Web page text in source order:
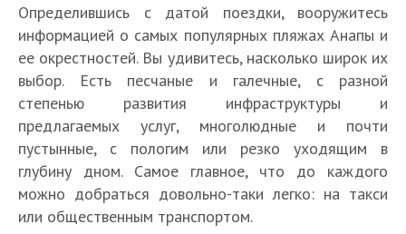
Определившись с датой поездки, вооружитесь
информацией о самых популярных пляжах Анапы и
ее окрестностей. Вы удивитесь, насколько широк их
выбор. Есть песчаные и галечные, с разной
степенью развития инфраструктуры и
предлагаемых услуг, многолюдные и почти
пустынные, с пологим или резко уходящим в
глубину дном. Самое главное, что до каждого
можно добраться довольно-таки легко: на такси
или общественным транспортом.